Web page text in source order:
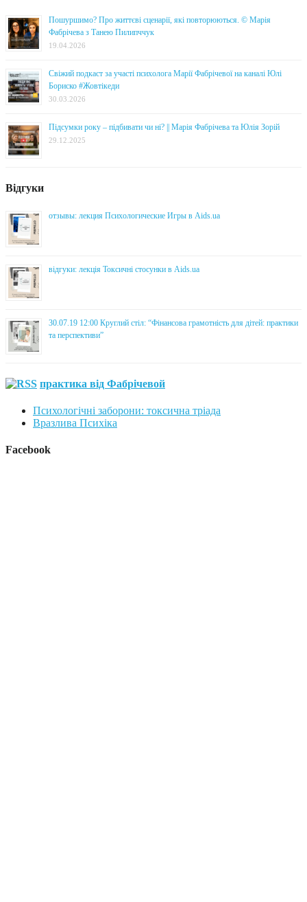
Пошуршимо? Про життєві сценарії, які повторюються. © Марія
Фабрічева з Танею Пилипччук
19.04.2026
Свіжий подкаст за участі психолога Марії Фабрічевої на каналі Юлі
Бориско #Жовтікеди
30.03.2026
Підсумки року – підбивати чи ні? || Марія Фабрічева та Юлія Зорій
29.12.2025
Відгуки
отзывы: лекция Психологические Игры в Aids.ua
відгуки: лекція Токсичні стосунки в Aids.ua
30.07.19 12:00 Круглий стіл: “Фінансова грамотність для дітей: практики
та перспективи”
практика від Фабрічевой
Психологічні заборони: токсична тріада
Вразлива Психіка
Facebook